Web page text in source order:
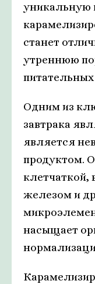
уникальную
станет
утреннюю
Одним из
завтрака
является
продуктом.
клетчаткой,
железом и
насыщает